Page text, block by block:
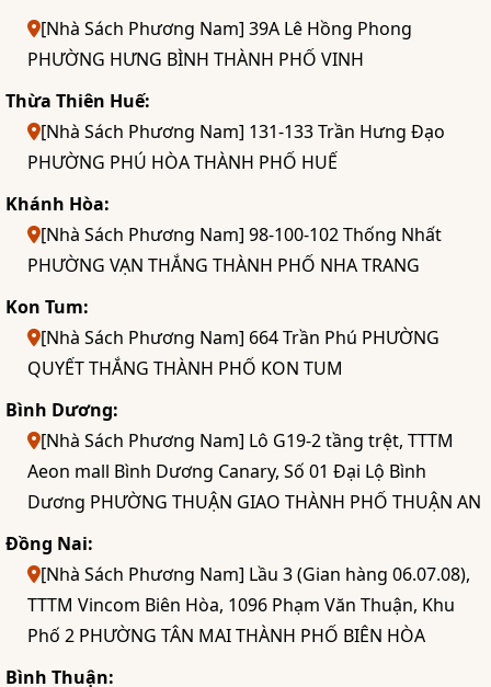
[Nhà Sách Phương Nam] 39A Lê Hồng Phong
PHƯỜNG HƯNG BÌNH THÀNH PHỐ VINH
Thừa Thiên Huế:
[Nhà Sách Phương Nam] 131-133 Trần Hưng Đạo
PHƯỜNG PHÚ HÒA THÀNH PHỐ HUẾ
Khánh Hòa:
[Nhà Sách Phương Nam] 98-100-102 Thống Nhất
PHƯỜNG VẠN THẮNG THÀNH PHỐ NHA TRANG
Kon Tum:
[Nhà Sách Phương Nam] 664 Trần Phú PHƯỜNG
QUYẾT THẮNG THÀNH PHỐ KON TUM
Bình Dương:
[Nhà Sách Phương Nam] Lô G19-2 tầng trệt, TTTM
Aeon mall Bình Dương Canary, Số 01 Đại Lộ Bình
Dương PHƯỜNG THUẬN GIAO THÀNH PHỐ THUẬN AN
Đồng Nai:
[Nhà Sách Phương Nam] Lầu 3 (Gian hàng 06.07.08),
TTTM Vincom Biên Hòa, 1096 Phạm Văn Thuận, Khu
Phố 2 PHƯỜNG TÂN MAI THÀNH PHỐ BIÊN HÒA
Bình Thuận: